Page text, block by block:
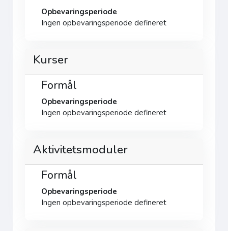
Opbevaringsperiode
Ingen opbevaringsperiode defineret
Kurser
Formål
Opbevaringsperiode
Ingen opbevaringsperiode defineret
Aktivitetsmoduler
Formål
Opbevaringsperiode
Ingen opbevaringsperiode defineret